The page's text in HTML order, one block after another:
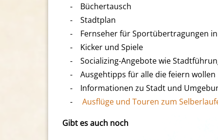
⁃ Büchertausch
⁃ Stadtplan
⁃ Fernseher für Sportübertragungen in
⁃ Kicker und Spiele
⁃ Socializing-Angebote wie
⁃ Ausgehtipps für alle die feiern wollen
⁃ Informationen zu Stadt und
⁃ Ausflüge und Touren zum
Gibt es auch noch